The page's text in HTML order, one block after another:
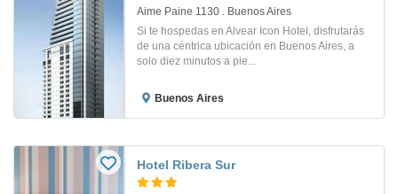
Aime Paine 1130 . Buenos Aires
Si te hospedas en Alvear Icon Hotel, disfrutarás
de una céntrica ubicación en Buenos Aires, a
solo diez minutos a pie...
Buenos Aires
Hotel Ribera Sur